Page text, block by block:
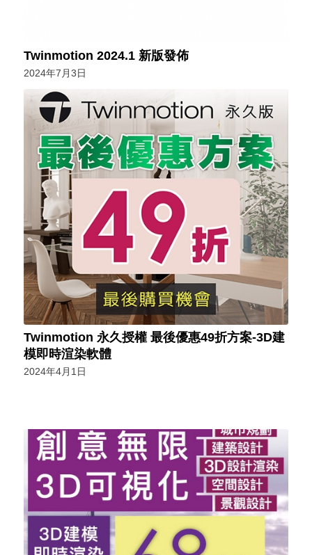
Twinmotion 2024.1 新版發佈
2024年7月3日
Twinmotion 永久授權 最後優惠49折方案-3D建
模即時渲染軟體
2024年4月1日